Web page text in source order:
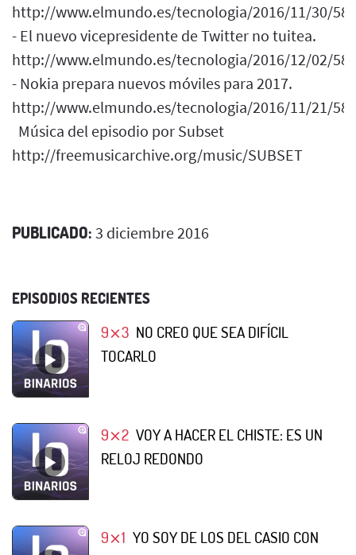
http://www.elmundo.es/tecnologia/2016/11/30/
- El nuevo vicepresidente de Twitter no tuitea.
http://www.elmundo.es/tecnologia/2016/12/02/
- Nokia prepara nuevos móviles para 2017.
http://www.elmundo.es/tecnologia/2016/11/21/
Música del episodio por Subset
http://freemusicarchive.org/music/SUBSET
PUBLICADO: 3 diciembre 2016
EPISODIOS RECIENTES
9⨯3 NO CREO QUE SEA DIFÍCIL
TOCARLO
9⨯2 VOY A HACER EL CHISTE: ES UN
RELOJ REDONDO
9⨯1 YO SOY DE LOS DEL CASIO CON